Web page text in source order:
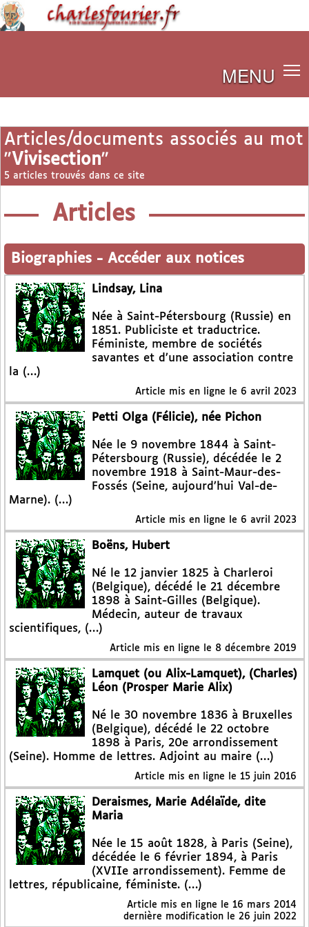
MENU
Articles/documents associés au mot
"Vivisection"
5 articles trouvés dans ce site
Articles
Biographies - Accéder aux notices
Lindsay, Lina
Née à Saint-Pétersbourg (Russie) en
1851. Publiciste et traductrice.
Féministe, membre de sociétés
savantes et d’une association contre
la (…)
Article mis en ligne le 6 avril 2023
Petti Olga (Félicie), née Pichon
Née le 9 novembre 1844 à Saint-
Pétersbourg (Russie), décédée le 2
novembre 1918 à Saint-Maur-des-
Fossés (Seine, aujourd’hui Val-de-
Marne). (…)
Article mis en ligne le 6 avril 2023
Boëns, Hubert
Né le 12 janvier 1825 à Charleroi
(Belgique), décédé le 21 décembre
1898 à Saint-Gilles (Belgique).
Médecin, auteur de travaux
scientifiques, (…)
Article mis en ligne le 8 décembre 2019
Lamquet (ou Alix-Lamquet), (Charles)
Léon (Prosper Marie Alix)
Né le 30 novembre 1836 à Bruxelles
(Belgique), décédé le 22 octobre
1898 à Paris, 20e arrondissement
(Seine). Homme de lettres. Adjoint au maire (…)
Article mis en ligne le 15 juin 2016
Deraismes, Marie Adélaïde, dite
Maria
Née le 15 août 1828, à Paris (Seine),
décédée le 6 février 1894, à Paris
(XVIIe arrondissement). Femme de
lettres, républicaine, féministe. (…)
Article mis en ligne le 16 mars 2014
dernière modification le 26 juin 2022